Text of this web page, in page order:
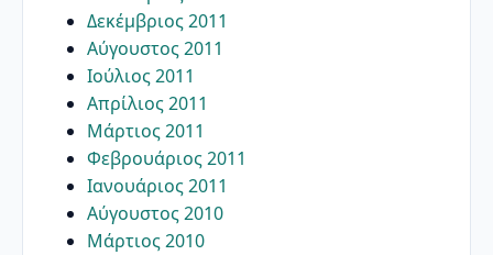
Δεκέμβριος 2011
Αύγουστος 2011
Ιούλιος 2011
Απρίλιος 2011
Μάρτιος 2011
Φεβρουάριος 2011
Ιανουάριος 2011
Αύγουστος 2010
Μάρτιος 2010